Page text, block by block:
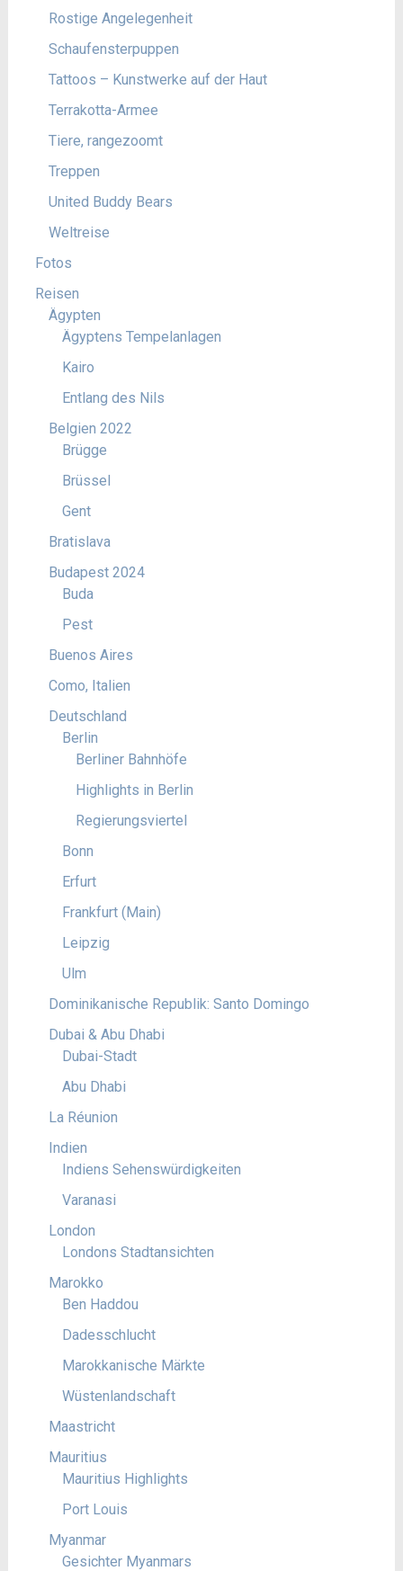
Rostige Angelegenheit
Schaufensterpuppen
Tattoos – Kunstwerke auf der Haut
Terrakotta-Armee
Tiere, rangezoomt
Treppen
United Buddy Bears
Weltreise
Fotos
Reisen
Ägypten
Ägyptens Tempelanlagen
Kairo
Entlang des Nils
Belgien 2022
Brügge
Brüssel
Gent
Bratislava
Budapest 2024
Buda
Pest
Buenos Aires
Como, Italien
Deutschland
Berlin
Berliner Bahnhöfe
Highlights in Berlin
Regierungsviertel
Bonn
Erfurt
Frankfurt (Main)
Leipzig
Ulm
Dominikanische Republik: Santo Domingo
Dubai & Abu Dhabi
Dubai-Stadt
Abu Dhabi
La Réunion
Indien
Indiens Sehenswürdigkeiten
Varanasi
London
Londons Stadtansichten
Marokko
Ben Haddou
Dadesschlucht
Marokkanische Märkte
Wüstenlandschaft
Maastricht
Mauritius
Mauritius Highlights
Port Louis
Myanmar
Gesichter Myanmars